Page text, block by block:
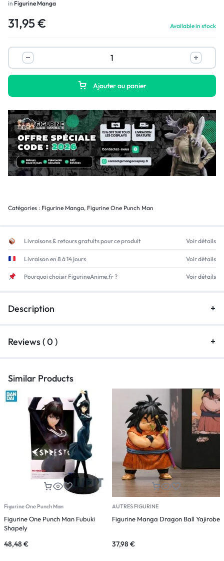
in Figurine Manga
31,95€ Available in stock
Ajouter au panier
Catégories : Figurine Manga, Figurine One Punch Man
Livraisons & retours gratuits pour ce produit Voir détails
Livraison en 8 à 14 jours Voir détails
Pourquoi choisir FigurineAnime.fr ? Voir détails
Description
Reviews ( 0 )
Similar Products
Figurine One Punch Man
Figurine One Punch Man Fubuki
Shapely
48,48€
AUTRES FIGURINE
Figurine Manga Dragon Ball Yajirobe
37,98€